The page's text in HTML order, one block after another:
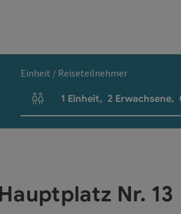
Einheit / Reiseteilnehmer
Einheitenanzahl und Personenfelder
1 Einheit, 2 Erwachsene,
Nr. 13